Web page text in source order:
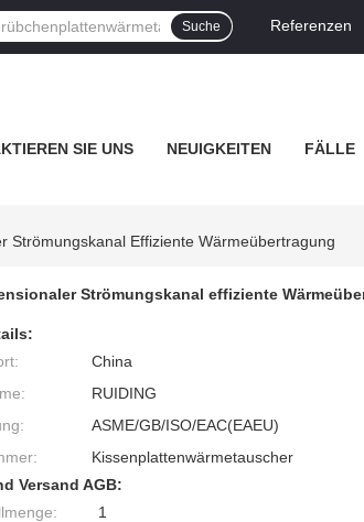
Referenzen
Suche
SIE UNS NEUIGKEITEN FÄLLE
Strömungskanal Effiziente Wärmeübertragung
Strömungskanal effiziente
China
RUIDING
ASME/GB/ISO/EAC(EAEU)
Kissenplattenwärmetauscher
Versand AGB:
1